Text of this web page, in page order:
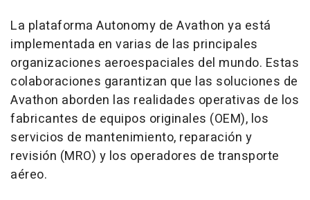
La plataforma Autonomy de Avathon ya está
implementada en varias de las principales
organizaciones aeroespaciales del mundo. Estas
colaboraciones garantizan que las soluciones de
Avathon aborden las realidades operativas de los
fabricantes de equipos originales (OEM), los
servicios de mantenimiento, reparación y
revisión (MRO) y los operadores de transporte
aéreo.